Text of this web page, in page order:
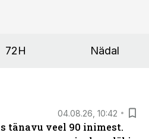
72H Nädal
04.08.26, 10:42
tänavu veel 90 inimest.